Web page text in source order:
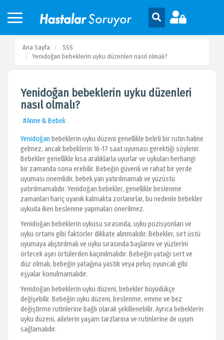
Ana Sayfa
SSS
Yenidoğan bebeklerin uyku düzenleri nasıl olmalı?
Yenidoğan bebeklerin uyku düzenleri
nasıl olmalı?
#Anne & Bebek
Yenidoğan bebeklerin uyku düzeni genellikle belirli bir rutin haline
gelmez, ancak bebeklerin 16-17 saat uyuması gerektiği söylenir.
Bebekler genellikle kısa aralıklarla uyurlar ve uykuları herhangi
bir zamanda sona erebilir. Bebeğin güvenli ve rahat bir yerde
uyuması önemlidir, bebek yan yatırılmamalı ve yüzüstü
yatırılmamalıdır. Yenidoğan bebekler, genellikle beslenme
zamanları hariç uyanık kalmakta zorlanırlar, bu nedenle bebekler
uykuda iken beslenme yapmaları önerilmez.
Yenidoğan bebeklerin uykusu sırasında, uyku pozisyonları ve
uyku ortamı gibi faktörler dikkate alınmalıdır. Bebekler, sırt üstü
uyumaya alıştırılmalı ve uyku sırasında başlarını ve yüzlerini
örtecek aşırı örtülerden kaçınılmalıdır. Bebeğin yatağı sert ve
düz olmalı, bebeğin yatağına yastık veya peluş oyuncak gibi
eşyalar konulmamalıdır.
Yenidoğan bebeklerin uyku düzeni, bebekler büyüdükçe
değişebilir. Bebeğin uyku düzeni, beslenme, emme ve bez
değiştirme rutinlerine bağlı olarak şekillenebilir. Ayrıca bebeklerin
uyku düzeni, ailelerin yaşam tarzlarına ve rutinlerine de uyum
sağlamalıdır.